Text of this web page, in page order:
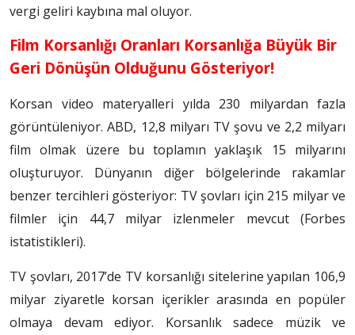
vergi geliri kaybına mal oluyor.
Film Korsanlığı Oranları Korsanlığa Büyük Bir
Geri Dönüşün Olduğunu Gösteriyor!
Korsan video materyalleri yılda 230 milyardan fazla
görüntüleniyor. ABD, 12,8 milyarı TV şovu ve 2,2 milyarı
film olmak üzere bu toplamın yaklaşık 15 milyarını
oluşturuyor. Dünyanın diğer bölgelerinde rakamlar
benzer tercihleri ​​gösteriyor: TV şovları için 215 milyar ve
filmler için 44,7 milyar izlenmeler mevcut (Forbes
istatistikleri).
TV şovları, 2017’de TV korsanlığı sitelerine yapılan 106,9
milyar ziyaretle korsan içerikler arasında en popüler
olmaya devam ediyor. Korsanlık sadece müzik ve